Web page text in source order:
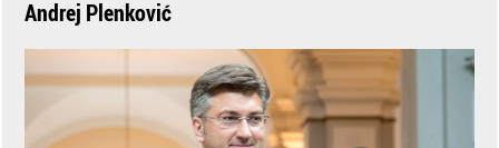
Andrej Plenković